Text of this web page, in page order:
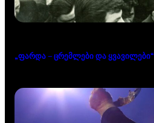
„ფარდა – ცრემლები და ყვავილები“